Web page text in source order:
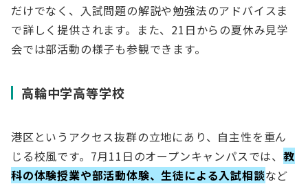
だけでなく、入試問題の解説や勉強法のアドバイスま
で詳しく提供されます。また、21日からの夏休み見学
会では部活動の様子も参観できます。
高輪中学高等学校
港区というアクセス抜群の立地にあり、自主性を重ん
じる校風です。7月11日のオープンキャンパスでは、 教
科の体験授業や部活動体験、生徒による入試相談など